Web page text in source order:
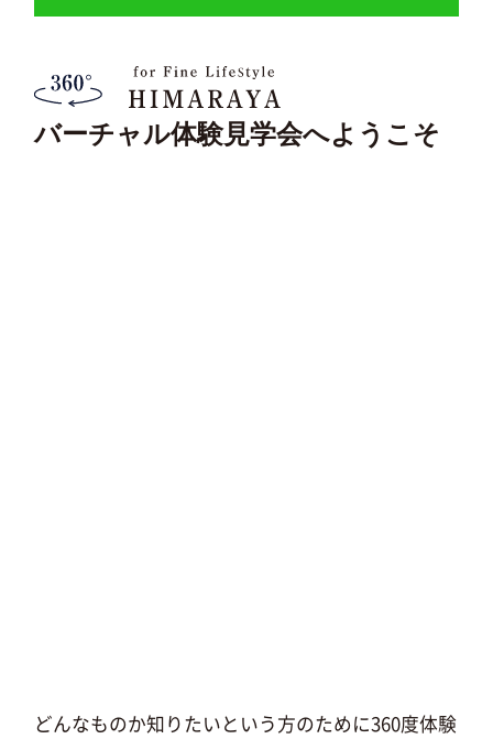
バーチャル体験見学会へようこそ
どんなものか知りたいという方のために360度体験